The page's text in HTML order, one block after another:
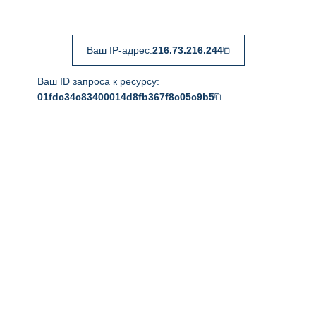
Ваш IP-адрес:216.73.216.244
Ваш ID запроса к ресурсу:
01fdc34c83400014d8fb367f8c05c9b5